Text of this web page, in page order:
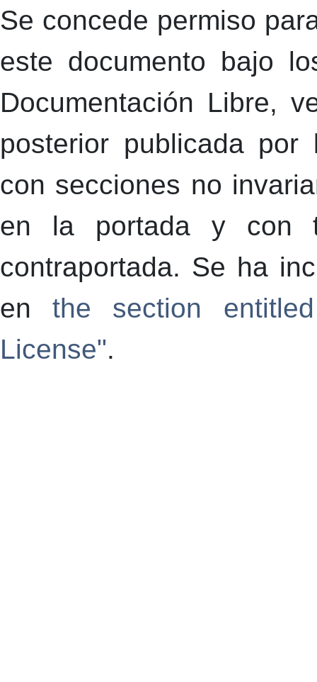
Se concede permiso
este documento bajo
Documentación Libre,
posterior publicada por
con secciones no
en la portada y con
contraportada. Se ha
enthe section
License".